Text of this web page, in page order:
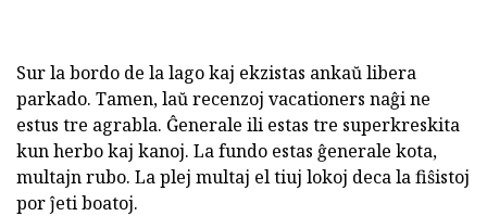
Sur la bordo de la lago kaj ekzistas ankaŭ libera
parkado. Tamen, laŭ recenzoj vacationers naĝi ne
estus tre agrabla. Ĝenerale ili estas tre superkreskita
kun herbo kaj kanoj. La fundo estas ĝenerale kota,
multajn rubo. La plej multaj el tiuj lokoj deca la fiŝistoj
por ĵeti boatoj.